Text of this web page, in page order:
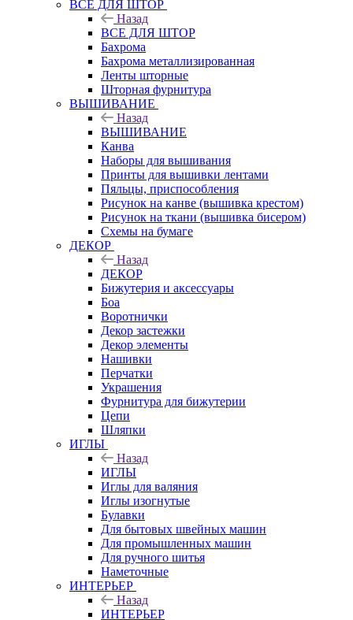
ВСЕ ДЛЯ ШТОР
Назад
ВСЕ ДЛЯ ШТОР
Бахрома
Бахрома металлизированная
Ленты шторные
Шторная фурнитура
ВЫШИВАНИЕ
Назад
ВЫШИВАНИЕ
Канва
Наборы для вышивания
Принты для вышивки лентами
Пяльцы, приспособления
Рисунок на канве (вышивка крестом)
Рисунок на ткани (вышивка бисером)
Схемы на бумаге
ДЕКОР
Назад
ДЕКОР
Бижутерия и аксессуары
Боа
Воротнички
Декор застежки
Декор элементы
Нашивки
Перчатки
Украшения
Фурнитура для бижутерии
Цепи
Шляпки
ИГЛЫ
Назад
ИГЛЫ
Иглы для валяния
Иглы изогнутые
Булавки
Для бытовых швейных машин
Для промышленных машин
Для ручного шитья
Наметочные
ИНТЕРЬЕР
Назад
ИНТЕРЬЕР